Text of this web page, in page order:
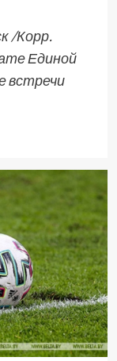
/Корр.
Единой
встречи